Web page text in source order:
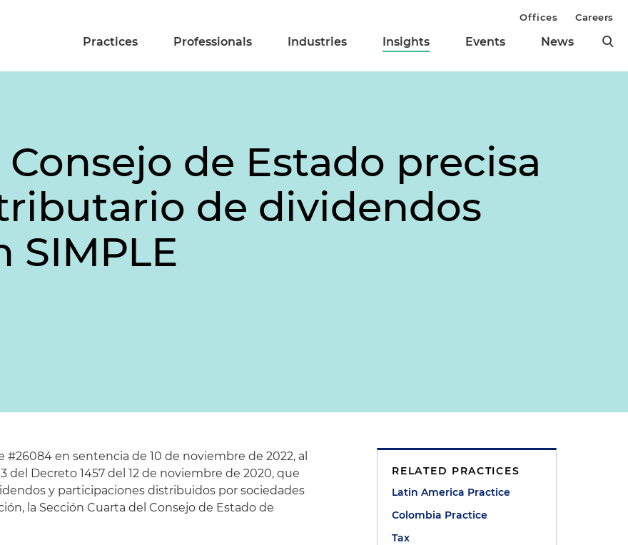
Practices Professionals Industries Insights Events News
Offices Careers
de Estado precisa
de dividendos
SIMPLE
en sentencia de 10 de noviembre de 2022, al
del Decreto 1457 del 12 de noviembre de 2020, que
y participaciones distribuidos por sociedades
la Sección Cuarta del Consejo de Estado de
RELATED PRACTICES
Latin America Practice
Colombia Practice
Tax